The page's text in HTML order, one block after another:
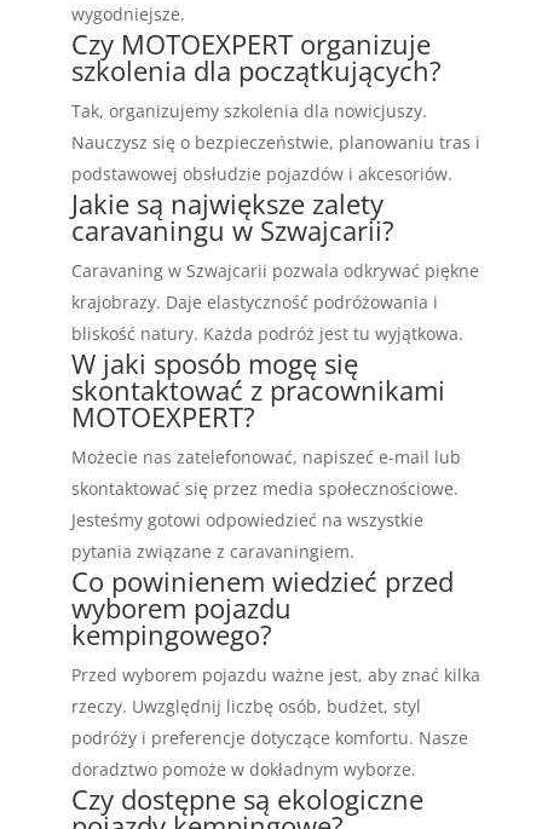
wygodniejsze.
Czy MOTOEXPERT organizuje
szkolenia dla początkujących?
Tak, organizujemy szkolenia dla nowicjuszy.
Nauczysz się o bezpieczeństwie, planowaniu tras i
podstawowej obsłudzie pojazdów i akcesoriów.
Jakie są największe zalety
caravaningu w Szwajcarii?
Caravaning w Szwajcarii pozwala odkrywać piękne
krajobrazy. Daje elastyczność podróżowania i
bliskość natury. Każda podróż jest tu wyjątkowa.
W jaki sposób mogę się
skontaktować z pracownikami
MOTOEXPERT?
Możecie nas zatelefonować, napiszeć e-mail lub
skontaktować się przez media społecznościowe.
Jesteśmy gotowi odpowiedzieć na wszystkie
pytania związane z caravaningiem.
Co powinienem wiedzieć przed
wyborem pojazdu
kempingowego?
Przed wyborem pojazdu ważne jest, aby znać kilka
rzeczy. Uwzględnij liczbę osób, budżet, styl
podróży i preferencje dotyczące komfortu. Nasze
doradztwo pomoże w dokładnym wyborze.
Czy dostępne są ekologiczne